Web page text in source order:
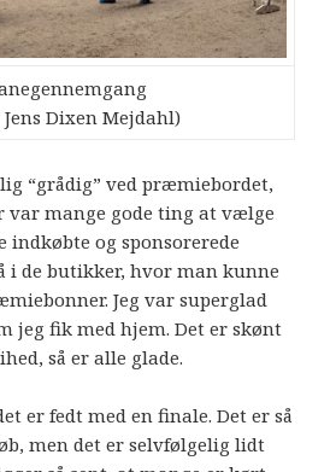
Jens Dixen Mejdahl)
“grådig” ved præmiebordet,
var mange gode ting at vælge
indkøbte og sponsorerede
i de butikker, hvor man kunne
Jeg var superglad
jeg fik med hjem. Det er skønt
så er alle glade.
er fedt med en finale. Det er så
men det er selvfølgelig lidt